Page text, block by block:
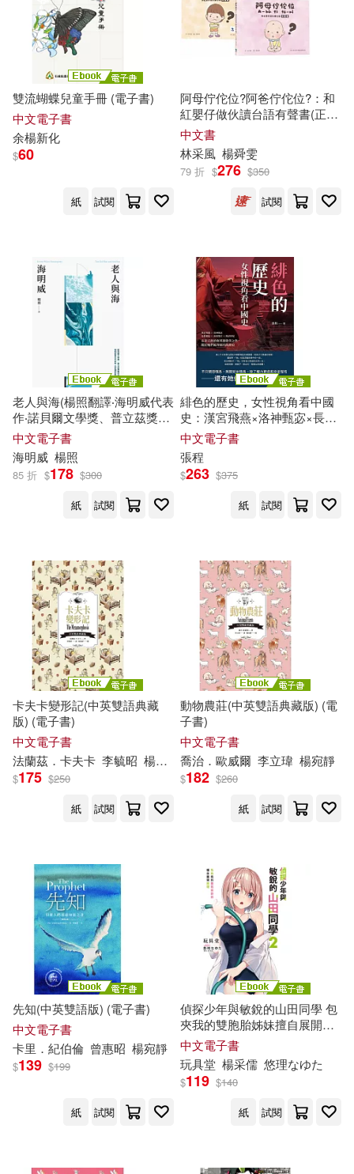
雙流蝴蝶兒童手冊 (電子書)
中文電子書
余楊新化
$60
紙 試閱
阿母佇佗位?阿爸佇佗位?：和
紅嬰仔做伙讀台語有聲書(正反
雙封面設計) (附：親子互動
鏡面卡紙)
中文書
林采風 楊舜雯
79 折 $276 $350
試閱
老人與海(楊照翻譯‧海明威代表
作‧諾貝爾文學獎、普立茲獎雙
冠文學經典) (電子書)
中文電子書
海明威 楊照
85 折 $178 $300
紙
試閱
緋色的歷史，女性視角看中國
史：漢宮飛燕×洛神甄宓×長恨
楊妃×南唐雙
帝王政治和英雄歌哭之外，關
於她們風華絕代的歷史 (電子
書)
中文電子書
張程
$263 $375
紙
試閱
卡夫卡變形記(中英雙語典藏
版) (電子書)
中文電子書
法蘭茲．卡夫卡 李毓昭 楊宛靜
$175 $250
紙
試閱
動物農莊(中英雙語典藏版) (電
子書)
中文電子書
喬治．歐威爾 李立瑋 楊宛靜
$182 $260
紙
試閱
先知(中英雙語版) (電子書)
中文電子書
卡里．紀伯倫 曾惠昭 楊宛靜
$139 $199
紙 試閱
偵探少年與敏銳的山田同學 包
夾我的雙胞胎姊妹擅自展開推
理(2) (電子書)
中文電子書
玩具堂 楊采儒 悠理なゆた
$119 $140
紙
試閱